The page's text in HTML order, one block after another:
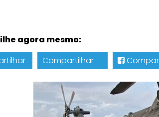
agora mesmo:
Compartilhar